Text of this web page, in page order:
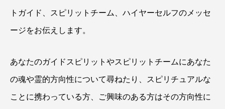
トガイド、スピリットチーム、ハイヤーセルフのメッセ
ージをお伝えします。
あなたのガイドスピリットやスピリットチームにあなた
の魂や霊的方向性について尋ねたり、スピリチュアルな
ことに携わっている方、ご興味のある方はその方向性に